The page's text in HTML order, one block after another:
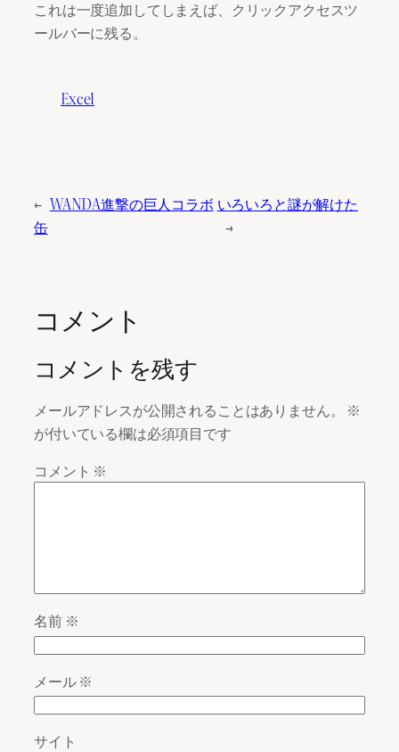
これは一度追加してしまえば、クリックアクセスツ
ールバーに残る。
Excel
← WANDA進撃の巨人コラボ
缶
いろいろと謎が解けた
→
コメント
コメントを残す
メールアドレスが公開されることはありません。
※
が付いている欄は必須項目です
コメント ※
名前 ※
メール※
サイト